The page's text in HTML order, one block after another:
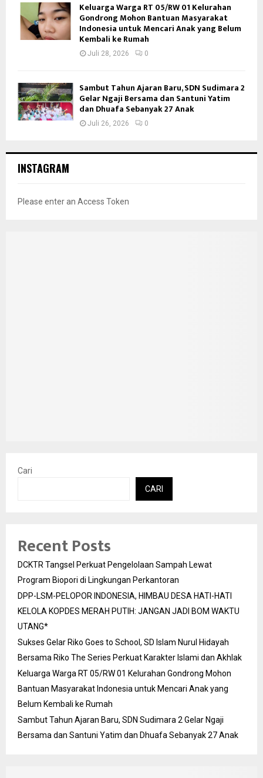
Keluarga Warga RT 05/RW 01 Kelurahan
Gondrong Mohon Bantuan Masyarakat
Indonesia untuk Mencari Anak yang Belum
Kembali ke Rumah
Juli 28, 2026 0
Sambut Tahun Ajaran Baru, SDN Sudimara 2
Gelar Ngaji Bersama dan Santuni Yatim
dan Dhuafa Sebanyak 27 Anak
Juli 26, 2026 0
INSTAGRAM
Please enter an Access Token
Cari
CARI
Recent Posts
DCKTR Tangsel Perkuat Pengelolaan Sampah Lewat
Program Biopori di Lingkungan Perkantoran
DPP-LSM-PELOPOR INDONESIA, HIMBAU DESA HATI-HATI
KELOLA KOPDES MERAH PUTIH: JANGAN JADI BOM WAKTU
UTANG*
Sukses Gelar Riko Goes to School, SD Islam Nurul Hidayah
Bersama Riko The Series Perkuat Karakter Islami dan Akhlak
Keluarga Warga RT 05/RW 01 Kelurahan Gondrong Mohon
Bantuan Masyarakat Indonesia untuk Mencari Anak yang
Belum Kembali ke Rumah
Sambut Tahun Ajaran Baru, SDN Sudimara 2 Gelar Ngaji
Bersama dan Santuni Yatim dan Dhuafa Sebanyak 27 Anak